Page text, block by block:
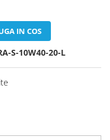
IN COS
S-10W40-20-L